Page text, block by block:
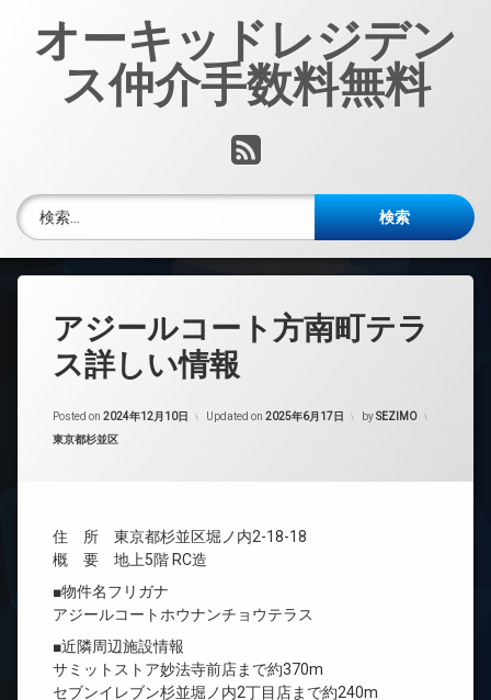
オーキッドレジデン
ス仲介手数料無料
RSS
検索:
アジールコート方南町テラ
ス詳しい情報
Posted on 2024年12月10日 Updated on 2025年6月17日 bySEZIMO
カテゴリー:
東京都杉並区
住 所 東京都杉並区堀ノ内2-18-18
概 要 地上5階 RC造
■物件名フリガナ
アジールコートホウナンチョウテラス
■近隣周辺施設情報
サミットストア妙法寺前店まで約370m
セブンイレブン杉並堀ノ内2丁目店まで約240m